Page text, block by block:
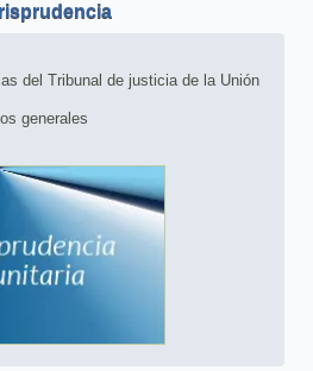
del Tribunal de justicia de la Unión
generales